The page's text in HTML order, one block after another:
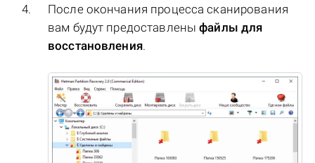
После окончания процесса сканирования
вам будут предоставленыфайлы для
восстановления.